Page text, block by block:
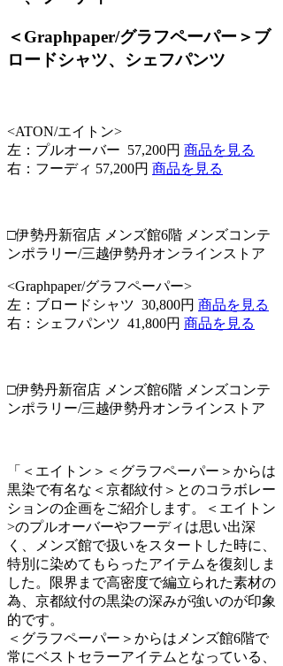
＜Graphpaper/グラフペーパー＞ブ
ロードシャツ、シェフパンツ
<ATON/エイトン>
左：プルオーバー 57,200円 商品を見る
右：フーディ 57,200円 商品を見る
□伊勢丹新宿店 メンズ館6階 メンズコンテ
ンポラリー/三越伊勢丹オンラインストア
<Graphpaper/グラフペーパー>
左：ブロードシャツ 30,800円 商品を見る
右：シェフパンツ 41,800円 商品を見る
□伊勢丹新宿店 メンズ館6階 メンズコンテ
ンポラリー/三越伊勢丹オンラインストア
「＜エイトン＞＜グラフペーパー＞からは
黒染で有名な＜京都紋付＞とのコラボレー
ションの企画をご紹介します。＜エイトン
>のプルオーバーやフーディは思い出深
く、メンズ館で扱いをスタートした時に、
特別に染めてもらったアイテムを復刻しま
した。限界まで高密度で編立られた素材の
為、京都紋付の黒染の深みが強いのが印象
的です。
＜グラフペーパー＞からはメンズ館6階で
常にベストセラーアイテムとなっている、